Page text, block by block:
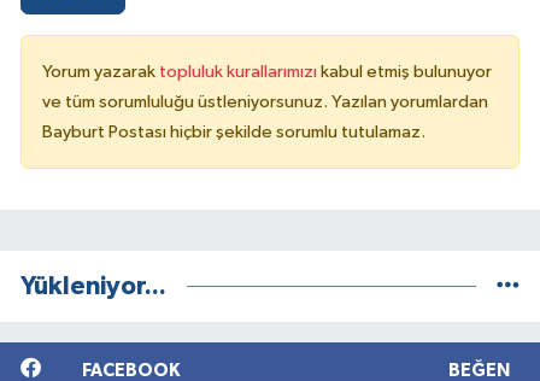
Yorum yazarak topluluk kurallarımızı kabul etmiş bulunuyor
ve tüm sorumluluğu üstleniyorsunuz. Yazılan yorumlardan
Bayburt Postası hiçbir şekilde sorumlu tutulamaz.
Yükleniyor...
FACEBOOK BEĞEN